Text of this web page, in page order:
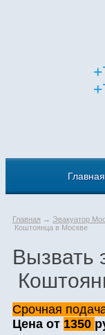
Главная
Главная → Эвакуатор
Коштоянца в Москве
Вызвать
Срочная
Цена от 1350